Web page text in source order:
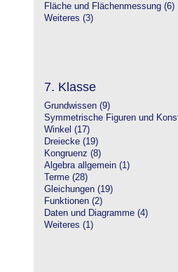
Fläche und Flächenmessung (6)
Weiteres (3)
7. Klasse
Grundwissen (9)
Symmetrische Figuren und
Winkel (17)
Dreiecke (19)
Kongruenz (8)
Algebra allgemein (1)
Terme (28)
Gleichungen (19)
Funktionen (2)
Daten und Diagramme (4)
Weiteres (1)